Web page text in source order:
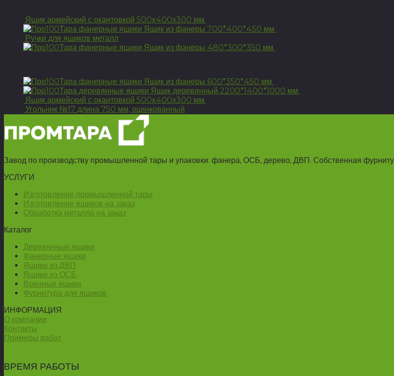
Ящик армейский с окантовкой 500х400х300 мм
Ящик из фанеры 700*400*450 мм
Ручки для ящиков металл
Ящик из фанеры 480*300*350 мм
Ящик из фанеры 600*350*450 мм
Ящик деревянный 2200*1400*1000 мм
Ящик армейский с окантовкой 500х400х300 мм
Угольник №17 длина 750 мм, оцинкованный
Завод по производству промышленной тары и упаковки: фанера, ОСБ, дерево, ДВП. Собственная
УСЛУГИ
Изготовление промышленной тары
Изготовление ящиков на заказ
Обработка металла на заказ
Каталог
Деревянные ящики
Фанерные ящики
Ящики из ДВП
Ящики из ОСБ
Военные ящики
Фурнитура для ящиков
ИНФОРМАЦИЯ
О компании
Контакты
Примеры работ
ВРЕМЯ РАБОТЫ